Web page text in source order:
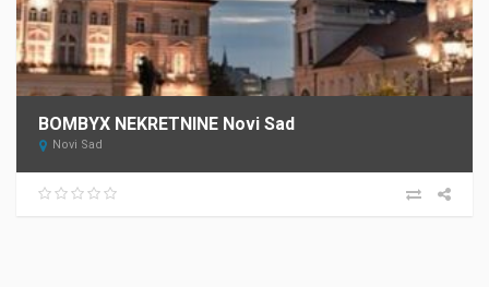
BOMBYX NEKRETNINE Novi Sad
Novi Sad